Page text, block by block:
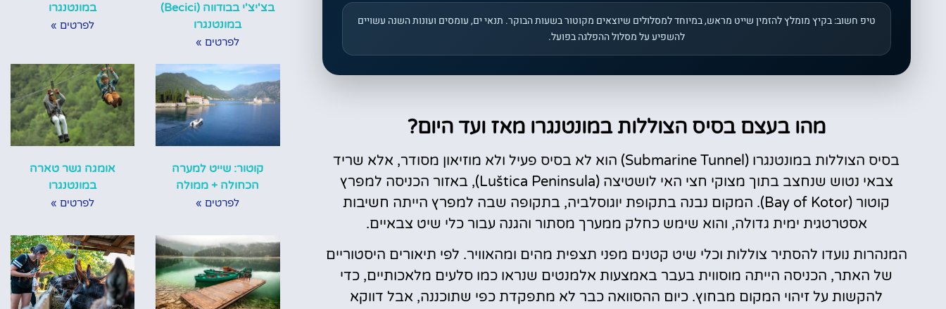
טיפ חשוב: בקיץ מומלץ להזמין שייט מראש, במיוחד למסלולים שיוצאים מקוטור בשעות הבוקר. תנאי ים, עומסים ועונות השנה עשויים
להשפיע על מסלול ההפלגה בפועל.
מהו בעצם בסיס הצוללות במונטנגרו מאז ועד היום?
בסיס הצוללות במונטנגרו (Submarine Tunnel) הוא לא בסיס פעיל ולא מוזיאון מסודר, אלא שריד
צבאי נטוש שנחצב בתוך מצוקי חצי האי לושטיצה (Luštica Peninsula), באזור הכניסה למפרץ
קוטור (Bay of Kotor). המקום נבנה בתקופת יוגוסלביה, בתקופה שבה למפרץ הייתה חשיבות
אסטרטגית ימית גדולה, והוא שימש כחלק ממערך מסתור והגנה עבור כלי שיט צבאיים.
המנהרות נועדו להסתיר צוללות וכלי שיט קטנים מפני תצפית מהים ומהאוויר. לפי תיאורים היסטוריים
של האתר, הכניסה הייתה מוסווית בעבר באמצעות אלמנטים שנראו כמו סלעים מלאכותיים, כדי
להקשות על זיהוי המקום מבחוץ. כיום ההסוואה כבר לא מתפקדת כפי שתוכננה, אבל דווקא
בצ'יצ'י בבודווה (Becici)
במונטנגרו
לפרטים »
במונטנגרו
לפרטים »
קוטור: שייט למערה
הכחולה + ממולה
לפרטים »
אומגה גשר טארה
במונטנגרו
לפרטים »